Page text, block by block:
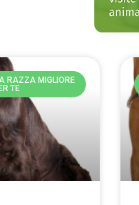
RAZZA MIGLIORE
TE